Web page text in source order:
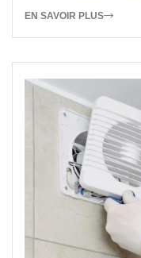
EN SAVOIR PLUS